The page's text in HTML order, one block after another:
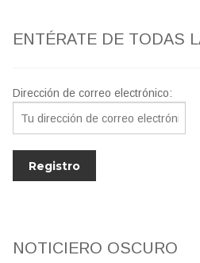
ENTÉRATE DE TODAS
Dirección de correo electrónico:
NOTICIERO OSCURO